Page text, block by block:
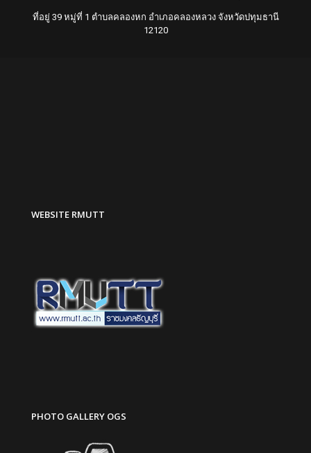
ที่อยู่ 39 หมู่ที่ 1 ตำบลคลองหก อำเภอคลองหลวง จังหวัดปทุมธานี
12120
WEBSITE RMUTT
PHOTO GALLERY OGS